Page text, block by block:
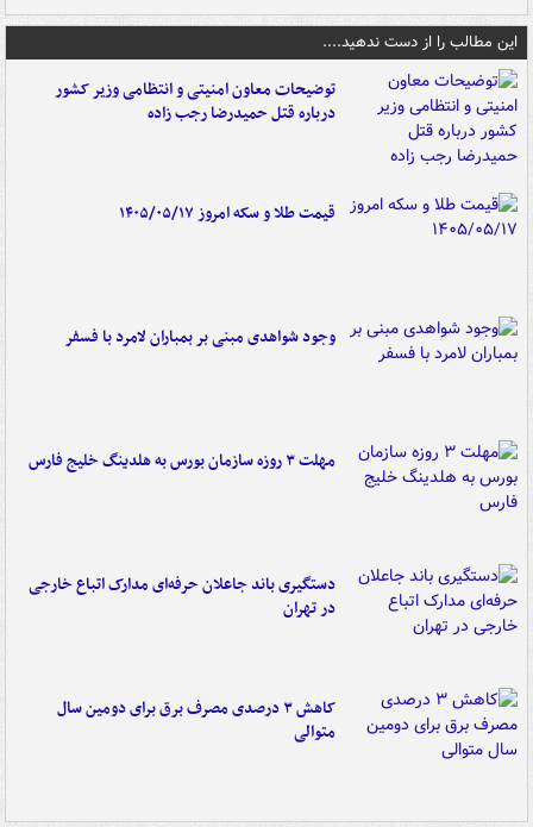
این مطالب را از دست ندهید....
توضیحات معاون امنیتی و انتظامی وزیر کشور
درباره قتل حمیدرضا رجب زاده
قیمت طلا و سکه امروز ۱۴۰۵/۰۵/۱۷
وجود شواهدی مبنی بر بمباران لامرد با فسفر
مهلت ۳ روزه سازمان بورس به هلدینگ خلیج فارس
دستگیری باند جاعلان حرفه‌ای مدارک اتباع خارجی
در تهران
کاهش ۳ درصدی مصرف برق برای دومین سال
متوالی